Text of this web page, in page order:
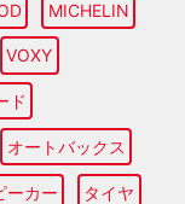
MICHELIN
VOXY
ド
オートバックス
ーカー タイヤ